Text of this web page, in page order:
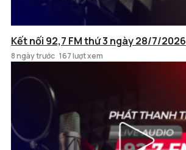
Kết nối 92,7 FM thứ 3 ngày 28/7/2026
8 ngày trước 167 lượt xem